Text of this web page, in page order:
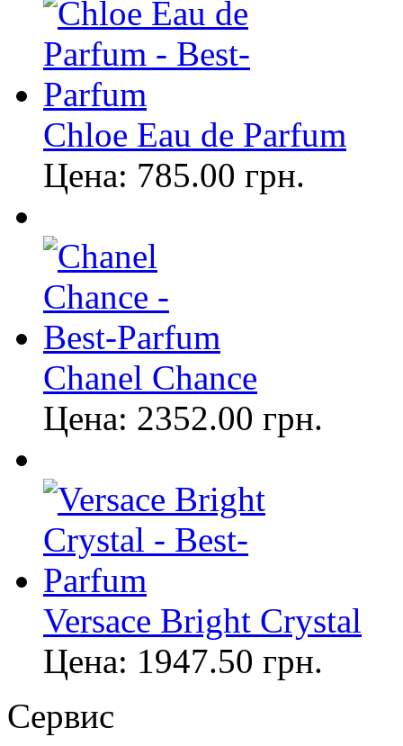
Chloe Eau de Parfum
Цена: 785.00 грн.
Chanel Chance
Цена: 2352.00 грн.
Versace Bright Crystal
Цена: 1947.50 грн.
Сервис